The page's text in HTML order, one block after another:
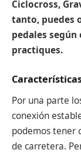
Ciclocross,
tanto, puedes
pedales
practiques.
Por una parte
conexión
podemos tener
de carretera.